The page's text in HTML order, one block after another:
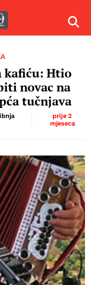
kafiću: Htio
novac na
tučnjava
prije 2
mjeseca